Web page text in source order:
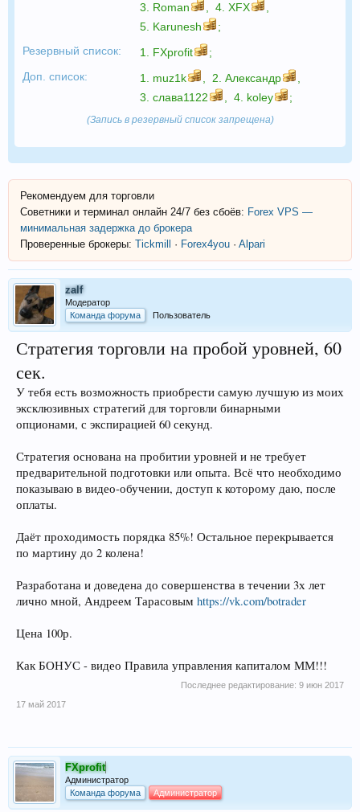
3. Roman 4. XFX
5. Karunesh
;
Резервный список:
1. FXprofit
;
Доп. список:
1. muz1k 2. Александр
3. слава1122 4. koley ;
(Запись в резервный список запрещена)
Рекомендуем для торговли
Советники и терминал онлайн 24/7 без сбоёв: Forex VPS —
минимальная задержка до брокера
Проверенные брокеры: Tickmill · Forex4you · Alpari
zalf
Модератор
Команда форума
Пользователь
Стратегия торговли на пробой уровней, 60
сек.
У тебя есть возможность приобрести самую лучшую из моих
эксклюзивных стратегий для торговли бинарными
опционами, с экспирацией 60 секунд.
Стратегия основана на пробитии уровней и не требует
предварительной подготовки или опыта. Всё что необходимо
показываю в видео-обучении, доступ к которому даю, после
оплаты.
Даёт проходимость порядка 85%! Остальное перекрывается
по мартину до 2 колена!
Разработана и доведена до совершенства в течении 3х лет
лично мной, Андреем Тарасовым https://vk.com/botrader
Цена 100р.
Как БОНУС - видео Правила управления капиталом ММ!!!
Последнее редактирование: 9 июн 2017
17 май 2017
FXprofit
Администратор
Команда форума
Администратор